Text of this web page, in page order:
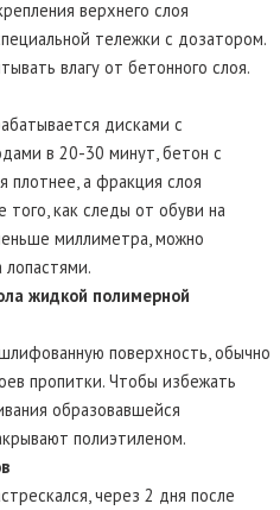
верхнего слоя
тележки с дозатором.
влагу от бетонного слоя.
дисками с
в 20-30 минут, бетон с
плотнее, а фракция слоя
того, как следы от обуви на
миллиметра, можно
лопастями.
жидкой полимерной
поверхность, обычно
пропитки. Чтобы избежать
образовавшейся
полиэтиленом.
через 2 дня после